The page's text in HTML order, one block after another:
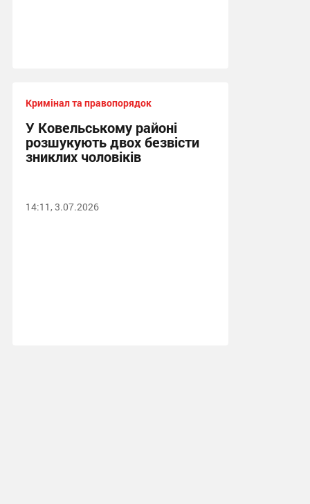
Кримінал та правопорядок
У Ковельському районі
розшукують двох безвісти
зниклих чоловіків
14:11, 3.07.2026